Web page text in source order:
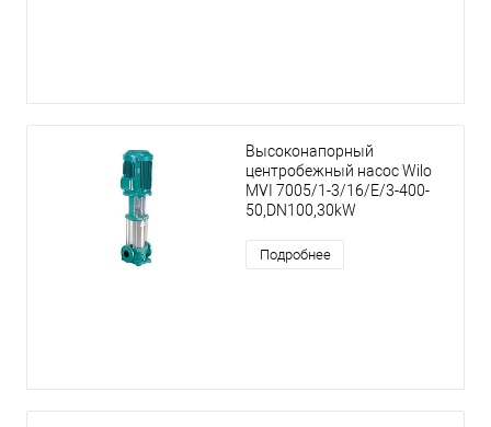
Высоконапорный
центробежный насос Wilo
MVI 7005/1-3/16/E/3-400-
50,DN100,30kW
Подробнее